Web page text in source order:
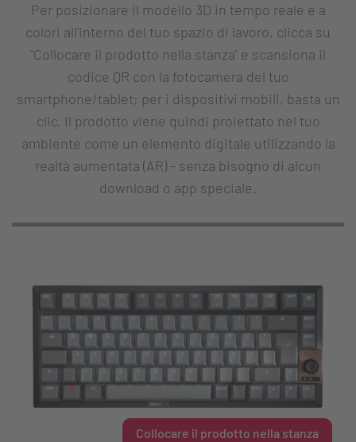
Per posizionare il modello 3D in tempo reale e a
colori all'interno del tuo spazio di lavoro, clicca su
"Collocare il prodotto nella stanza" e scansiona il
codice QR con la fotocamera del tuo
smartphone/tablet; per i dispositivi mobili, basta un
clic. Il prodotto viene quindi proiettato nel tuo
ambiente come un elemento digitale utilizzando la
realtà aumentata (AR) - senza bisogno di alcun
download o app speciale.
Collocare il prodotto nella stanza